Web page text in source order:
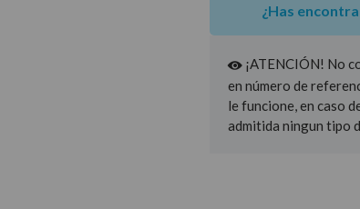
¿Has
¡ATENCIÓN! No
en número de
le funcione, en caso
admitida ningun tipo